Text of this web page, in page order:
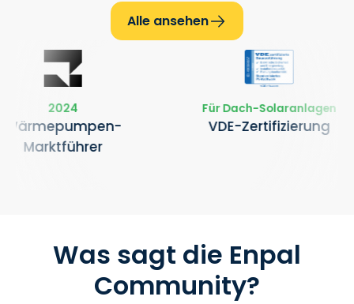
Alle ansehen
Für Dach-Solaranlagen
VDE-Zertifizierung
Nr. 1
Was sagt die Enpal
Community?